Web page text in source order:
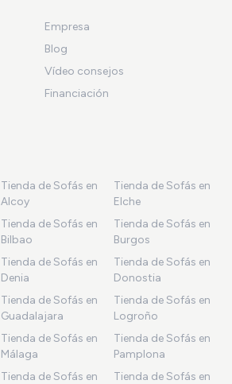
Empresa
Blog
Vídeo consejos
Financiación
Tienda de Sofás en
Alcoy
Tienda de Sofás en
Elche
Tienda de Sofás en
Bilbao
Tienda de Sofás en
Burgos
Tienda de Sofás en
Denia
Tienda de Sofás en
Donostia
Tienda de Sofás en
Guadalajara
Tienda de Sofás en
Logroño
Tienda de Sofás en
Málaga
Tienda de Sofás en
Pamplona
Tienda de Sofás en
Tienda de Sofás en